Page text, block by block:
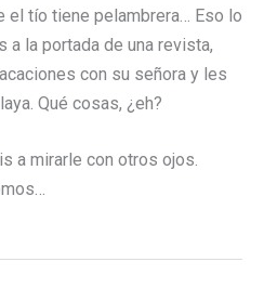
el tío tiene pelambrera… Eso lo
la portada de una revista,
con su señora y les
Qué cosas, ¿eh?
a mirarle con otros ojos.